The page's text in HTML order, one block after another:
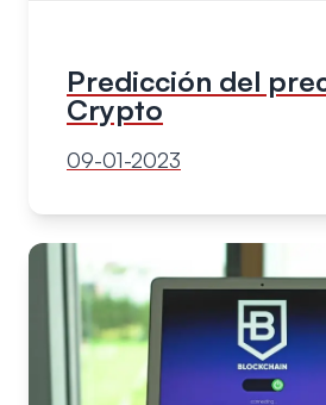
Predicción del
Crypto
09-01-2023